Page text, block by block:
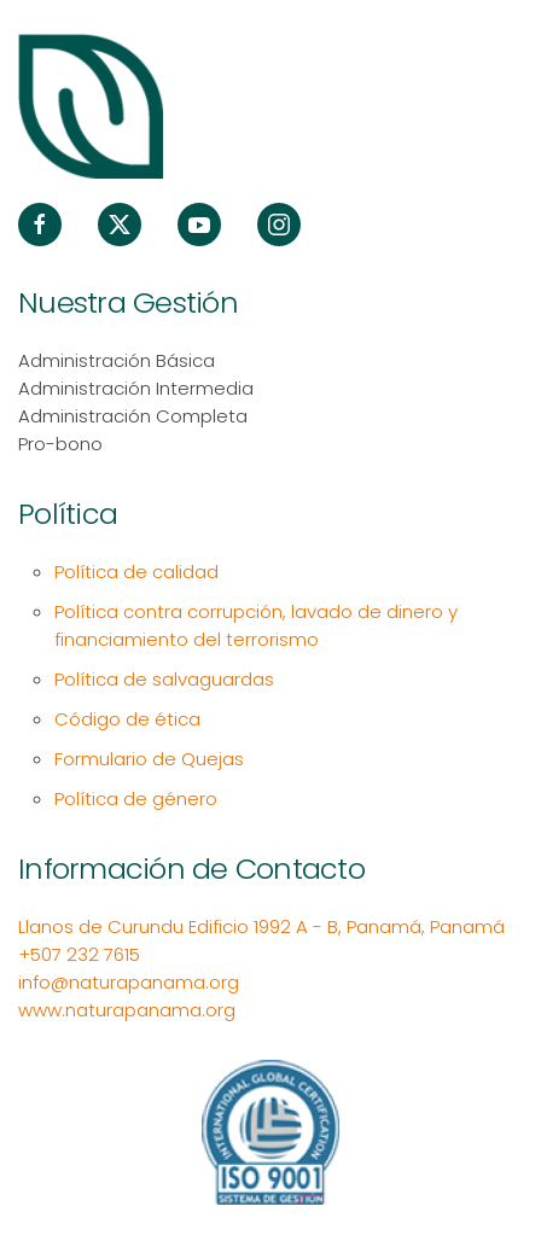
Nuestra Gestión
Administración Básica
Administración Intermedia
Administración Completa
Pro-bono
Política
Política de calidad
Política contra corrupción, lavado de dinero y
financiamiento del terrorismo
Política de salvaguardas
Código de ética
Formulario de Quejas
Política de género
Información de Contacto
Llanos de Curundu Edificio 1992 A - B, Panamá, Panamá
+507 232 7615
info@naturapanama.org
www.naturapanama.org